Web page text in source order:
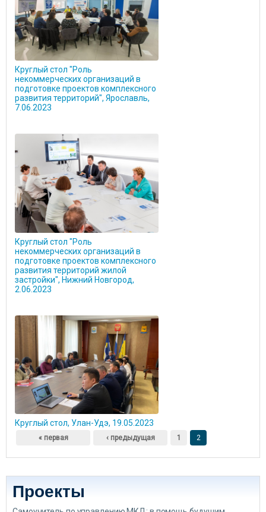
Круглый стол "Роль
некоммерческих организаций в
подготовке проектов комплексного
развития территорий", Ярославль,
7.06.2023
Круглый стол "Роль
некоммерческих организаций в
подготовке проектов комплексного
развития территорий жилой
застройки", Нижний Новгород,
2.06.2023
Круглый стол, Улан-Удэ, 19.05.2023
Страницы
« первая ‹ предыдущая 1 2
Проекты